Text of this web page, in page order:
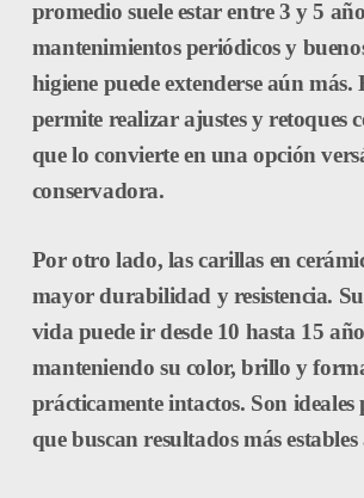
promedio suele estar entre3 y 5
mantenimientos periódicos y
higiene puede extenderse aún más.
permite realizar ajustes y retoques
que lo convierte en una opción
conservadora.
Por otro lado, lascarillas en
mayor durabilidad y resistencia.
vida puede ir desde 10 hasta 15
manteniendo su color, brillo y
prácticamente intactos. Son ideales
que buscan resultados más